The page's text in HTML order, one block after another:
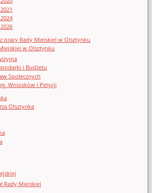
pracy Rady Miejskiej w Olsztynku
w Olsztynku
i Budżetu
Społecznych
Wniosków i Petycji
Olsztynka
Rady Miejskiej